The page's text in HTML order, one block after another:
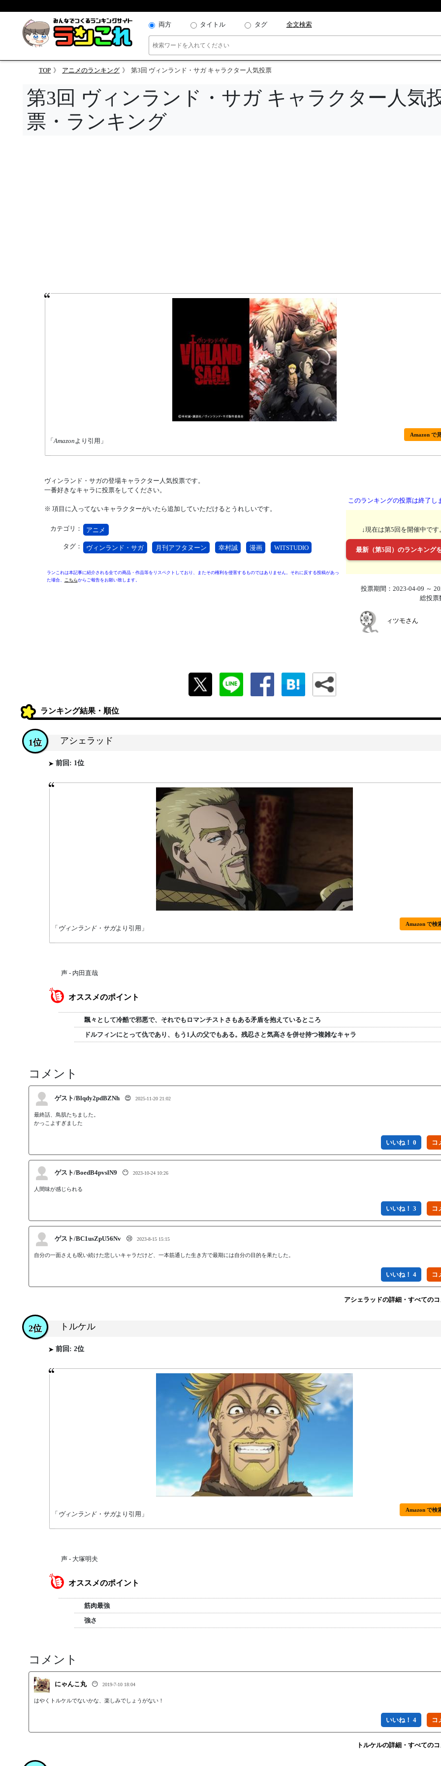
両方 タイトル タグ 全文検索
TOP アニメのランキング 第3回 ヴィンランド・サガ キャラクター人気投票
第3回 ヴィンランド・サガ キャラクター人気
票・ランキング
「Amazonより引用」
Amazon で
ヴィンランド・サガの登場キャラクター人気投票です。
一番好きなキャラに投票をしてください。
※ 項目に入ってないキャラクターがいたら追加していただけるとうれしいです。
カテゴリ： アニメ
タグ： ヴィンランド・サガ 月刊アフタヌーン 幸村誠 漫画 WITSTUDIO
ランこれは本記事に紹介される全ての商品・作品等をリスペクトしており、またその権利を侵害するものではありません。それに反する投稿があっ
た場合、
こちらからご報告をお願い致します。
このランキングの投票は終了し
↓現在は第5回を開催中です
最新（第5回）のランキング
投票期間：2023-04-09 ～
総投票
ィツモさん
ランキング結果・順位
アシェラッド
1位
前回: 1位
「 ヴィンランド・サガより引用」
Amazon で検
声 - 内田直哉
オススメのポイント
飄々として冷酷で邪悪で、それでもロマンチストさもある矛盾を抱えているところ
ドルフィンにとって仇であり、もう1人の父でもある。残忍さと気高さを併せ持つ複雑なキャラ
コメント
ゲスト/Blqdy2pdBZNh 😍 2025-11-20 21:02
最終話、鳥肌たちました。
かっこよすぎました
いいね！ 0
ゲスト/BoedB4pvslN9 😶 2023-10-24 10:26
人間味が感じられる
いいね！ 3
ゲスト/BC1usZpU56Nv 😢 2023-8-15 15:15
自分の一面さえも呪い続けた悲しいキャラだけど、一本筋通した生き方で最期には自分の目的を果たした。
いいね！ 4
アシェラッドの詳細・すべての
トルケル
2位
前回: 2位
「 ヴィンランド・サガより引用」
Amazon で検
声 - 大塚明夫
オススメのポイント
筋肉最強
強さ
コメント
にゃんこ丸 😶 2019-7-10 18:04
はやくトルケルでないかな、楽しみでしょうがない！
いいね！ 4
トルケルの詳細・すべての